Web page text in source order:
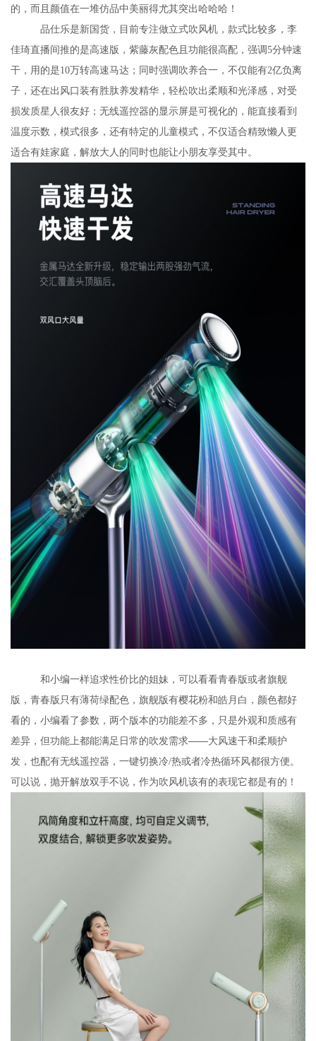
的，而且颜值在一堆仿品中美丽得尤其突出哈哈哈！
品仕乐是新国货，目前专注做立式吹风机，款式比较多，李
佳琦直播间推的是高速版，紫藤灰配色且功能很高配，强调5分钟速
干，用的是10万转高速马达；同时强调吹养合一，不仅能有2亿负离
子，还在出风口装有胜肽养发精华，轻松吹出柔顺和光泽感，对受
损发质星人很友好；无线遥控器的显示屏是可视化的，能直接看到
温度示数，模式很多，还有特定的儿童模式，不仅适合精致懒人更
适合有娃家庭，解放大人的同时也能让小朋友享受其中。
和小编一样追求性价比的姐妹，可以看看青春版或者旗舰
版，青春版只有薄荷绿配色，旗舰版有樱花粉和皓月白，颜色都好
看的，小编看了参数，两个版本的功能差不多，只是外观和质感有
差异，但功能上都能满足日常的吹发需求——大风速干和柔顺护
发，也配有无线遥控器，一键切换冷/热或者冷热循环风都很方便。
可以说，抛开解放双手不说，作为吹风机该有的表现它都是有的！